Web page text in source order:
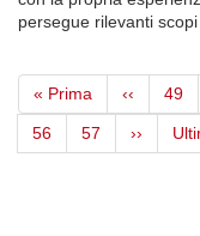
persegue rilevanti
Paginazione
Prima
pagina
« Prima
Pagina
‹‹ Page
49
Page
56 Page
57
Pagina
››